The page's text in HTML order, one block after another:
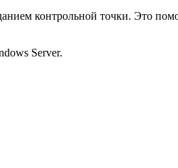
контрольной точки. Это
Server.